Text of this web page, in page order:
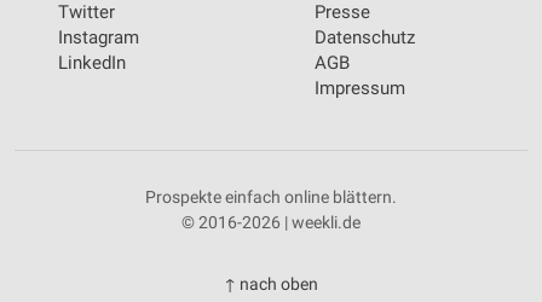
Twitter
Instagram
LinkedIn
Presse
Datenschutz
AGB
Impressum
Prospekte einfach online blättern.
© 2016-2026 | weekli.de
↑ nach oben